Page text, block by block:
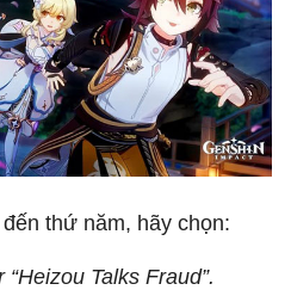
thứ năm, hãy chọn:
Talks Fraud”.